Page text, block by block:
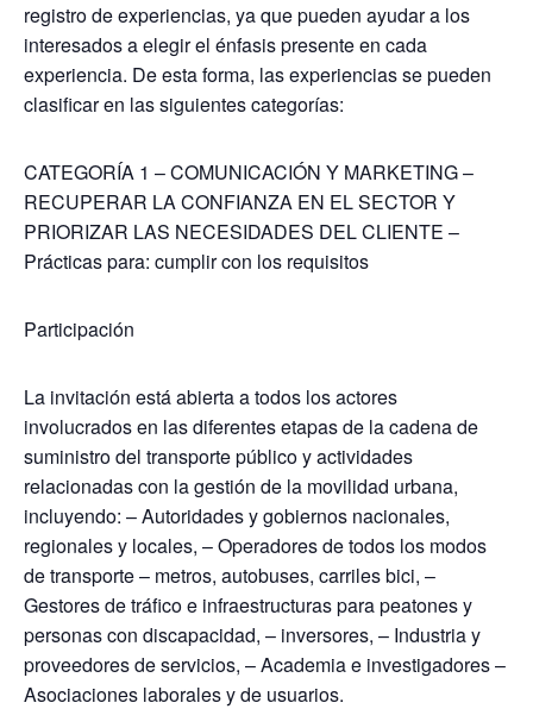
registro de experiencias, ya que pueden ayudar a los
interesados ​​a elegir el énfasis presente en cada
experiencia. De esta forma, las experiencias se pueden
clasificar en las siguientes categorías:
CATEGORÍA 1 – COMUNICACIÓN Y MARKETING –
RECUPERAR LA CONFIANZA EN EL SECTOR Y
PRIORIZAR LAS NECESIDADES DEL CLIENTE –
Prácticas para: cumplir con los requisitos
Participación
La invitación está abierta a todos los actores
involucrados en las diferentes etapas de la cadena de
suministro del transporte público y actividades
relacionadas con la gestión de la movilidad urbana,
incluyendo: – Autoridades y gobiernos nacionales,
regionales y locales, – Operadores de todos los modos
de transporte – metros, autobuses, carriles bici, –
Gestores de tráfico e infraestructuras para peatones y
personas con discapacidad, – inversores, – Industria y
proveedores de servicios, – Academia e investigadores –
Asociaciones laborales y de usuarios.